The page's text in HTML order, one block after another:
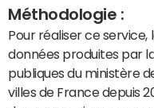
Méthodologie :
Pour réaliser ce service,
données produites par
publiques du ministère
villes de France depuis